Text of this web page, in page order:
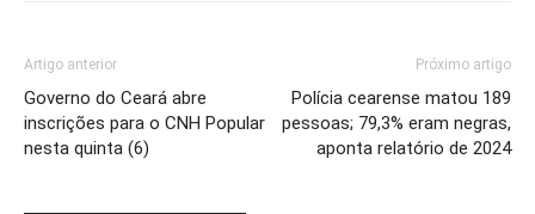
Artigo anterior
Governo do Ceará abre
inscrições para o CNH Popular
nesta quinta (6)
Próximo artigo
Polícia cearense matou 189
pessoas; 79,3% eram negras,
aponta relatório de 2024